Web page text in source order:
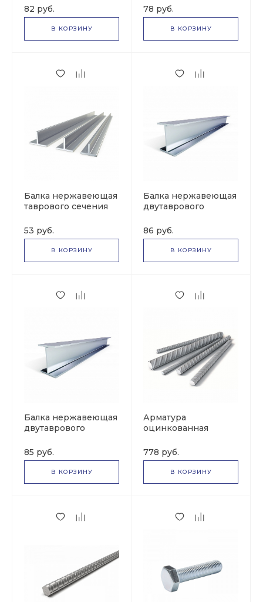
7000 мм х 200 мм)
82 руб.
В КОРЗИНУ
5000 мм х 200 мм)
78 руб.
В КОРЗИНУ
Балка нержавеющая
таврового сечения
200 мм)
53 руб.
В КОРЗИНУ
Балка нержавеющая
двутаврового
7000 мм х 240 мм)
86 руб.
В КОРЗИНУ
Балка нержавеющая
двутаврового
5000 мм х 240 мм)
85 руб.
В КОРЗИНУ
Арматура
оцинкованная
мм)
778 руб.
В КОРЗИНУ